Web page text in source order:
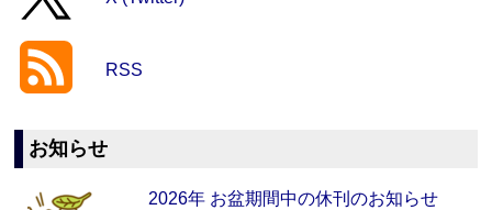
RSS
お知らせ
2026年 お盆期間中の休刊のお知らせ